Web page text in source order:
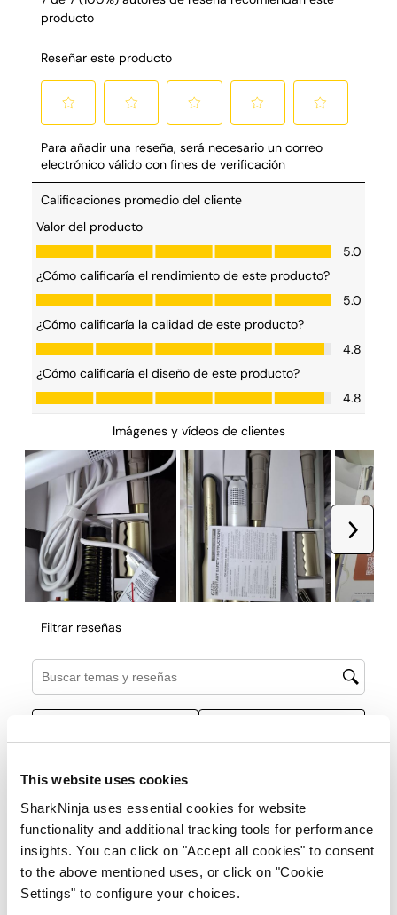
This website uses cookies
SharkNinja uses essential cookies for website
functionality and additional tracking tools for performance
insights. You can click on "Accept all cookies" to consent
to the above mentioned uses, or click on "Cookie
Settings" to configure your choices.